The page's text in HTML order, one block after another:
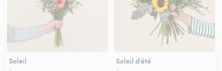
Soleil Soleil d'été